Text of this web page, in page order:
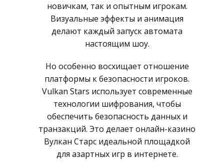
новичкам, так и опытным игрокам.
Визуальные эффекты и анимация
делают каждый запуск автомата
настоящим шоу.
Но особенно восхищает отношение
платформы к безопасности игроков.
Vulkan Stars использует современные
технологии шифрования, чтобы
обеспечить безопасность данных и
транзакций. Это делает онлайн-казино
Вулкан Старс идеальной площадкой
для азартных игр в интернете.